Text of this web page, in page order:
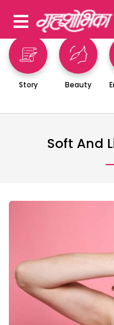
Story Beauty
Soft And